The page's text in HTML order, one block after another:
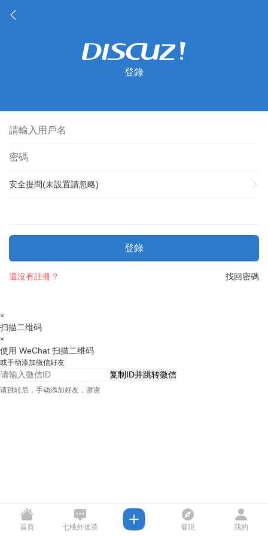
登錄
安全提問(未設置請忽略)
登錄
找回密碼
還沒有註冊？
×
扫描二维码
×
使用 WeChat 扫描二维码
或手动添加微信好友
复制ID并跳转微信
请跳转后，手动添加好友，谢谢
首頁 七桃外送茶 發現 我的